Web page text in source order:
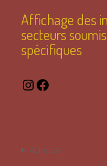
Affichage des
secteurs
spécifiques
Instagram
Facebook
Adresse